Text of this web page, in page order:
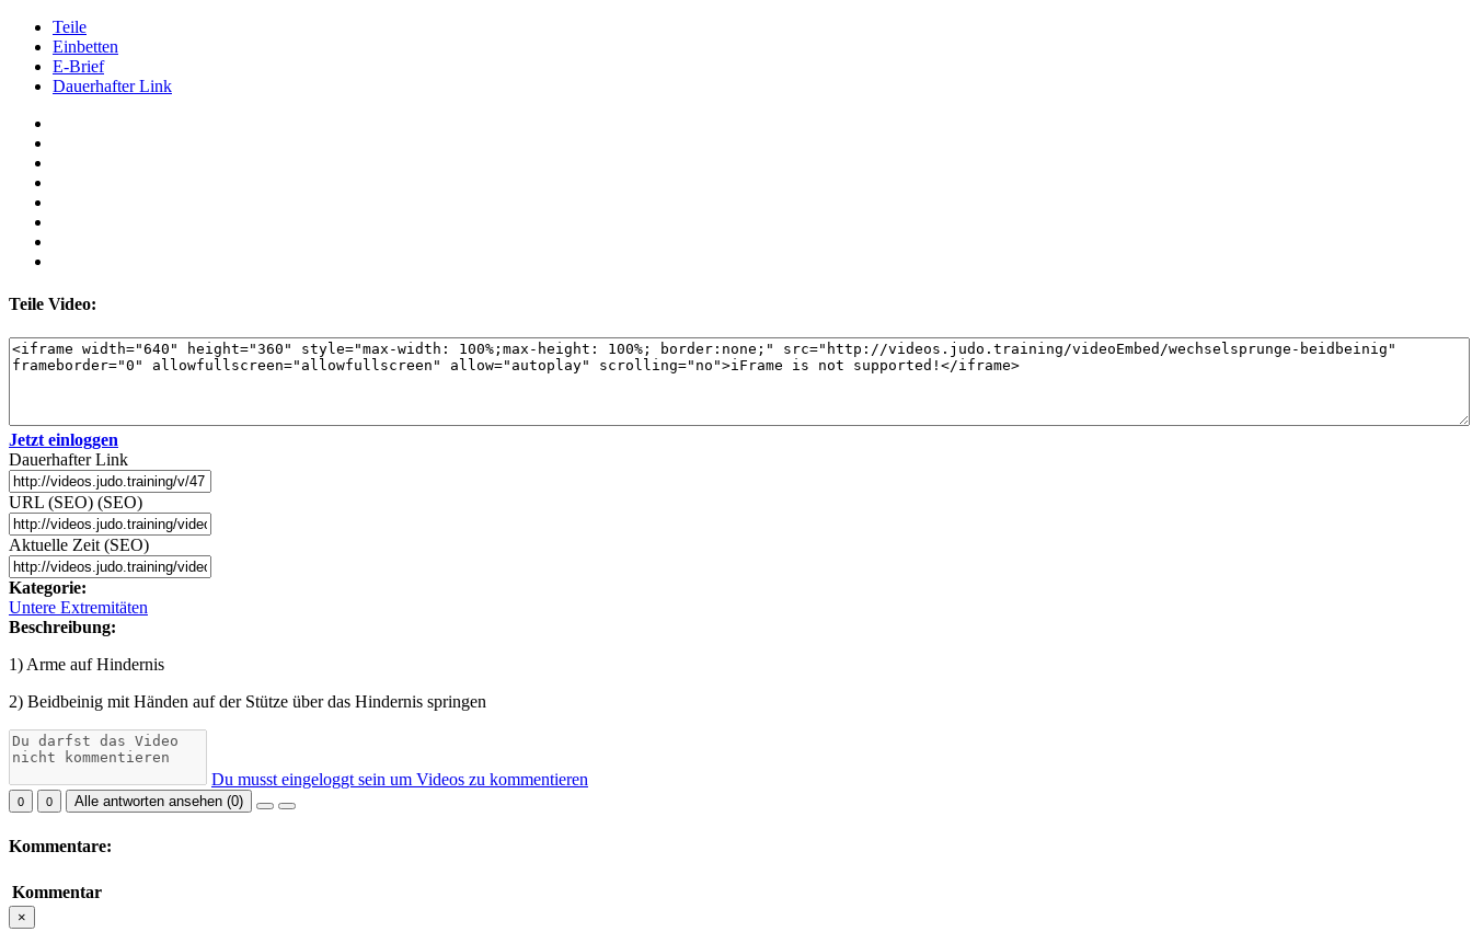
Teile
Einbetten
E-Brief
Dauerhafter Link
Teile Video:
Jetzt einloggen
Dauerhafter Link
URL (SEO) (SEO)
Aktuelle Zeit (SEO)
Kategorie:
Untere Extremitäten
Beschreibung:
1) Arme auf Hindernis
2) Beidbeinig mit Händen auf der Stütze über das Hindernis springen
Du musst eingeloggt sein um Videos zu kommentieren
0 0 Alle antworten ansehen (0)
Kommentare:
Kommentar
×